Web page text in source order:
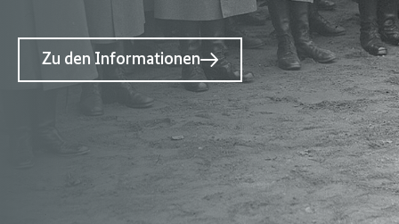
Zu den Informationen